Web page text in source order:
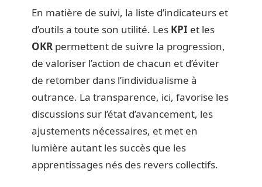
En matière de suivi, la liste d’indicateurs et
d’outils a toute son utilité. Les KPI et les
OKR permettent de suivre la progression,
de valoriser l’action de chacun et d’éviter
de retomber dans l’individualisme à
outrance. La transparence, ici, favorise les
discussions sur l’état d’avancement, les
ajustements nécessaires, et met en
lumière autant les succès que les
apprentissages nés des revers collectifs.